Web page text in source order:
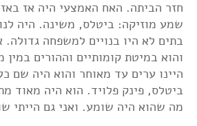
שמע מוזיקה: ביטלס, משינה. היה
בתים לא היו בנויים למשפחה גדולה.
והוא במיטת קומותיים וההורים
היינו ערים עד מאוחר והוא היה שם
ביטלס, פינק פלויד. הוא היה מאוד
מה שהוא היה שומע. ואני גם הייתי